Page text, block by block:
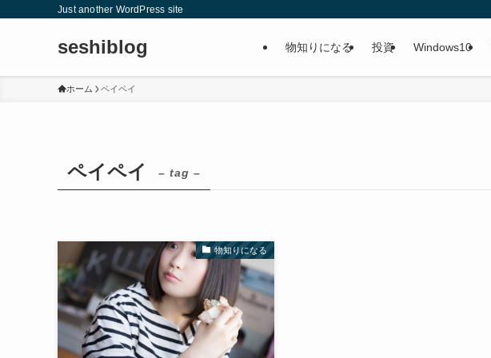
Just another WordPress site
seshiblog 物知りになる 投資 Windows10
ホーム ペイペイ
ペイペイ – tag –
物知りになる